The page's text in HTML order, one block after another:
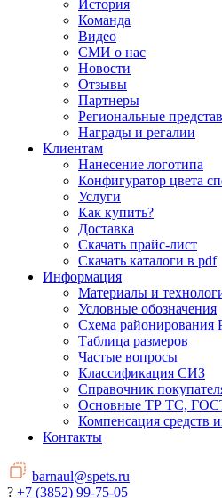
История
Команда
Видео
СМИ о нас
Новости
Отзывы
Партнеры
Региональные
Награды и регалии
Клиентам
Нанесение логотипа
Конфигуратор цвета
Услуги
Как купить?
Доставка
Скачать прайс-лист
Скачать каталоги в pdf
Информация
Материалы и
Условные обозначения
Схема районирования
Таблица размеров
Частые вопросы
Классификация СИЗ
Справочник
Основные ТР ТС,
Компенсация средств
Контакты
barnaul@spets.ru
? +7 (3852) 99-75-05